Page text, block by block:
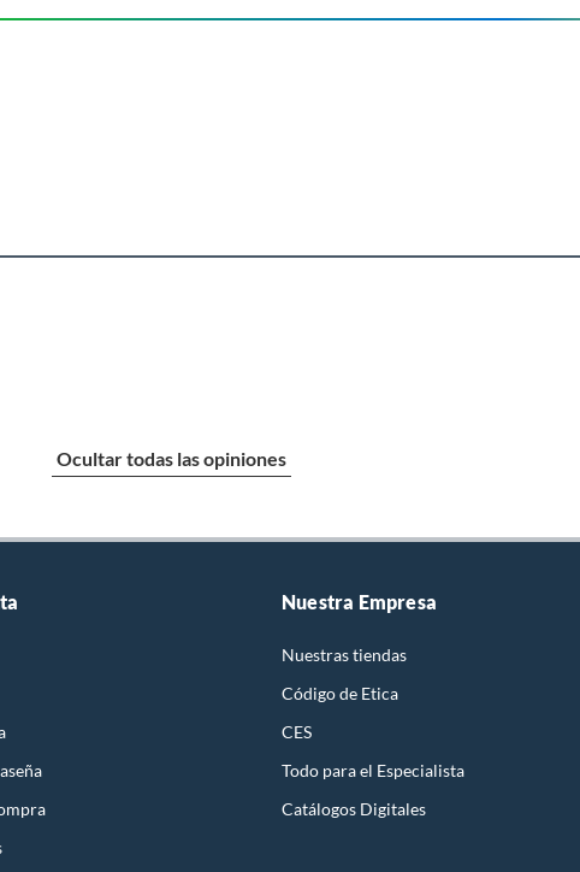
Ocultar todas las opiniones
Nuestra Empresa
Nuestras tiendas
Código de Etica
CES
Todo para el Especialista
Catálogos Digitales